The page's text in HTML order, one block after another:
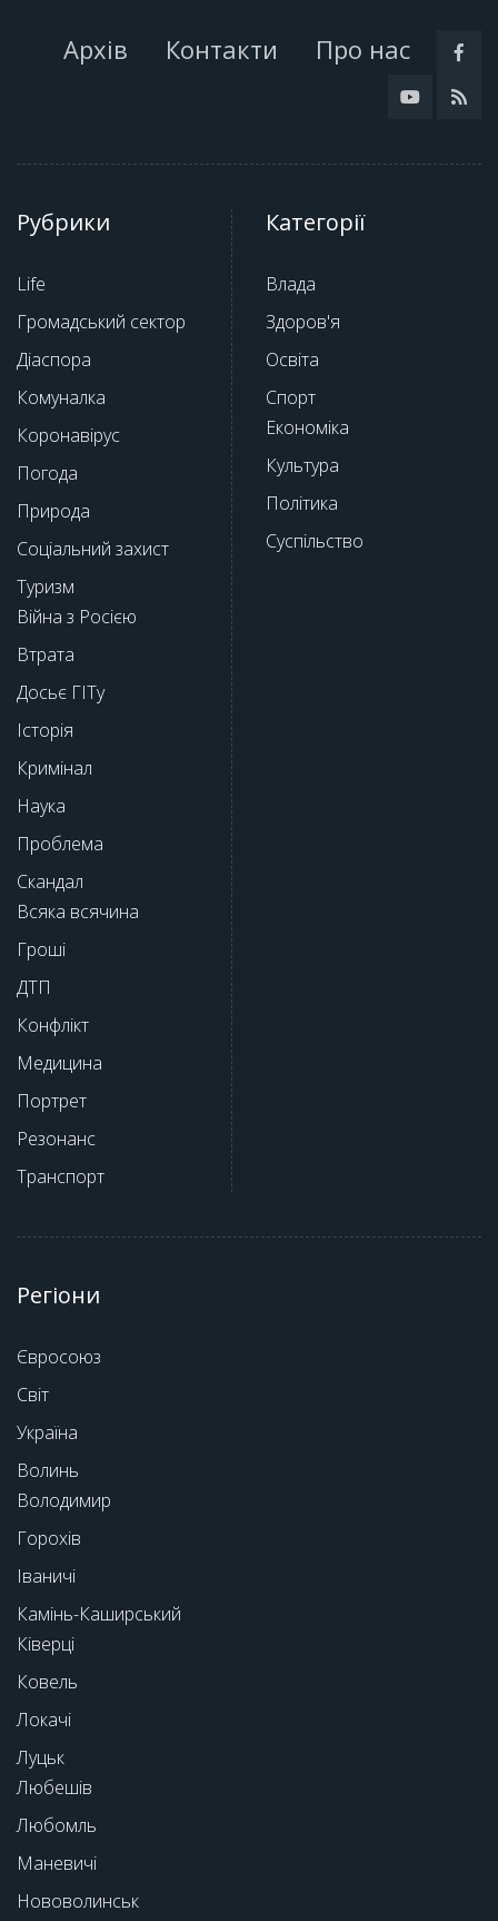
Архів Контакти Про нас
Рубрики
Life
Громадський сектор
Діаспора
Комуналка
Коронавірус
Погода
Природа
Соціальний захист
Туризм
Війна з Росією
Втрата
Досьє ГІТу
Історія
Кримінал
Наука
Проблема
Скандал
Всяка всячина
Гроші
ДТП
Конфлікт
Медицина
Портрет
Резонанс
Транспорт
Категорії
Влада
Здоров'я
Освіта
Спорт
Економіка
Культура
Політика
Суспільство
Регіони
Євросоюз
Світ
Україна
Волинь
Володимир
Горохів
Іваничі
Камінь-Каширський
Ківерці
Ковель
Локачі
Луцьк
Любешів
Любомль
Маневичі
Нововолинськ